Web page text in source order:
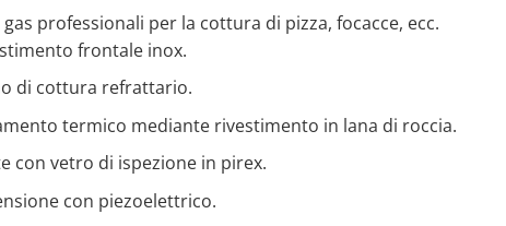
gas professionali per la cottura di pizza, focacce, ecc.
frontale inox.
di cottura refrattario.
termico mediante rivestimento in lana di roccia.
con vetro di ispezione in pirex.
con piezoelettrico.